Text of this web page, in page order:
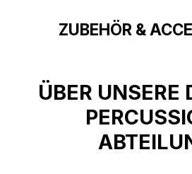
ZUBEHÖR &
ÜBER UNSERE